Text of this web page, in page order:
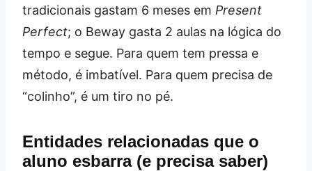
tradicionais gastam 6 meses em Present
Perfect; o Beway gasta 2 aulas na lógica do
tempo e segue. Para quem tem pressa e
método, é imbatível. Para quem precisa de
“colinho”, é um tiro no pé.
Entidades relacionadas que o
aluno esbarra (e precisa saber)